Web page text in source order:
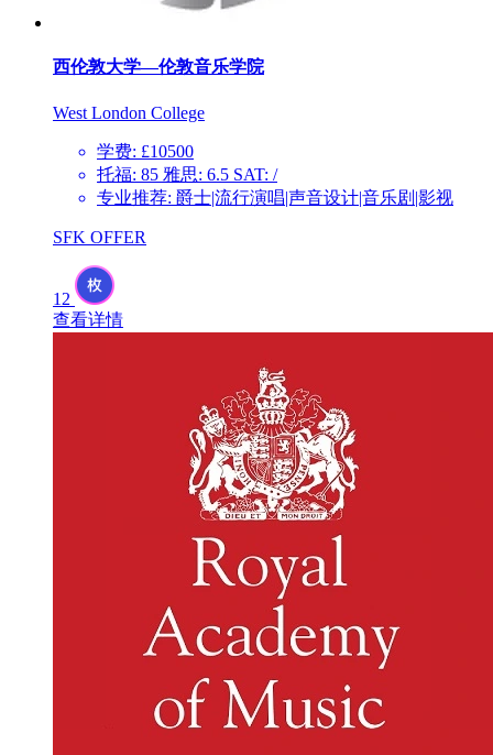
西伦敦大学—伦敦音乐学院
West London College
学费: £10500
托福: 85 雅思: 6.5 SAT: /
专业推荐: 爵士|流行演唱|声音设计|音乐剧|影视
SFK OFFER
12
查看详情